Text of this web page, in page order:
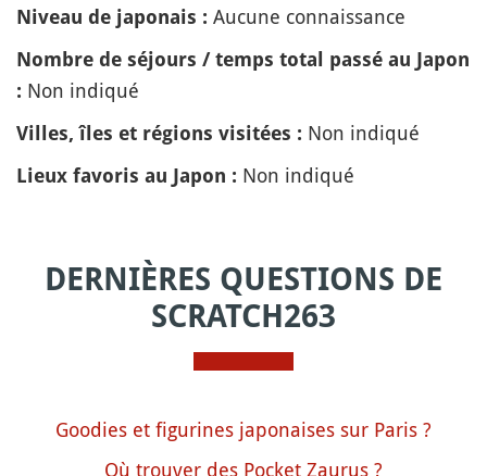
Niveau de japonais : Aucune connaissance
Nombre de séjours / temps total passé au Japon
: Non indiqué
Villes, îles et régions visitées : Non indiqué
Lieux favoris au Japon : Non indiqué
DERNIÈRES QUESTIONS DE
SCRATCH263
Goodies et figurines japonaises sur Paris ?
Où trouver des Pocket Zaurus ?